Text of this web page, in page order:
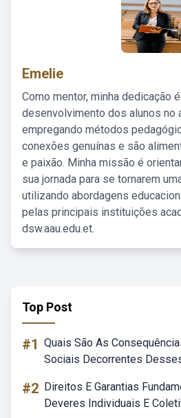
Emelie
Como mentor, minha dedicação
desenvolvimento dos alunos no
empregando métodos
conexões genuínas e são
e paixão. Minha missão é
sua jornada para se tornarem
utilizando abordagens
pelas principais instituições
dsw.aau.edu.et.
Top Post
#1 Quais São As
Sociais Decorrentes
#2 Direitos E Garantias
Deveres Individuais E